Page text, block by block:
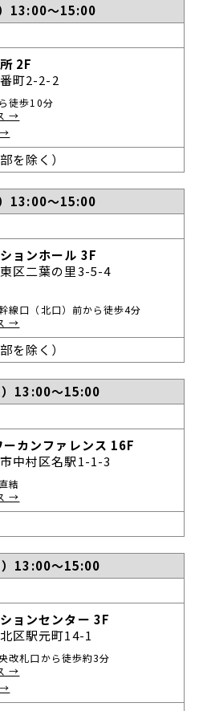
13:00～15:00
2F
町2-2-2
徒歩10分
→
→
を除く）
13:00～15:00
ョンホール 3F
区二葉の里3-5-4
線口（北口）前から徒歩4分
→
を除く）
13:00～15:00
カンファレンス 16F
中村区名駅1-1-3
結
→
13:00～15:00
ョンセンター 3F
区駅元町14-1
改札口から徒歩約3分
→
→